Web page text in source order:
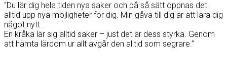
“Du lär dig hela tiden nya saker och på så sätt öppnas det
alltid upp nya möjligheter för dig. Min gåva till dig är att lära dig
något nytt.
En kråka lär sig alltid saker – just det är dess styrka. Genom
att hämta lärdom ur allt avgår den alltid som segrare.”